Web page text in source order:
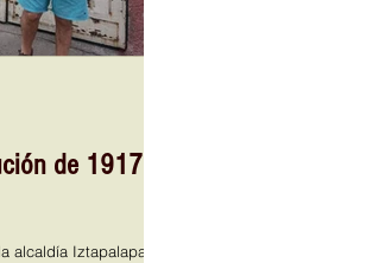
de 1917
alcaldía Iztapalapa, se